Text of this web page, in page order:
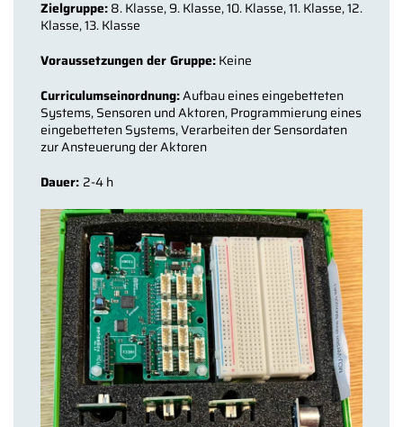
Zielgruppe:8. Klasse, 9. Klasse, 10. Klasse, 11. Klasse, 12.
Klasse, 13. Klasse
Voraussetzungen der Gruppe:Keine
Curriculumseinordnung:Aufbau eines eingebetteten
Systems, Sensoren und Aktoren, Programmierung eines
eingebetteten Systems, Verarbeiten der Sensordaten
zur Ansteuerung der Aktoren
Dauer: 2-4 h